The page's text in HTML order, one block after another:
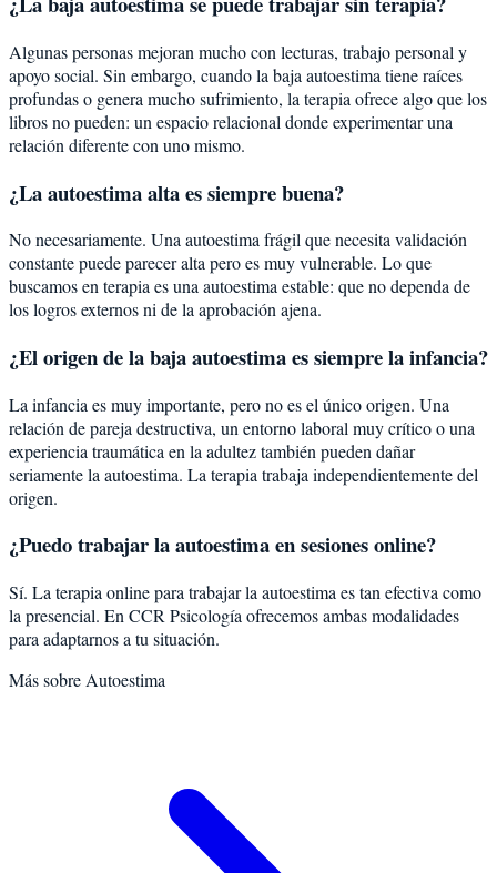
Algunas personas mejoran mucho con lecturas, trabajo personal y
apoyo social. Sin embargo, cuando la baja autoestima tiene raíces
profundas o genera mucho sufrimiento, la terapia ofrece algo que los
libros no pueden: un espacio relacional donde experimentar una
relación diferente con uno mismo.
¿La autoestima alta es siempre buena?
No necesariamente. Una autoestima frágil que necesita validación
constante puede parecer alta pero es muy vulnerable. Lo que
buscamos en terapia es una autoestima estable: que no dependa de
los logros externos ni de la aprobación ajena.
¿El origen de la baja autoestima es siempre la infancia?
La infancia es muy importante, pero no es el único origen. Una
relación de pareja destructiva, un entorno laboral muy crítico o una
experiencia traumática en la adultez también pueden dañar
seriamente la autoestima. La terapia trabaja independientemente del
origen.
¿Puedo trabajar la autoestima en sesiones online?
Sí. La terapia online para trabajar la autoestima es tan efectiva como
la presencial. En CCR Psicología ofrecemos ambas modalidades
para adaptarnos a tu situación.
Más sobre Autoestima